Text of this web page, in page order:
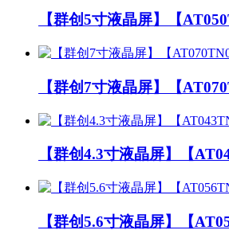
【群创5寸液晶屏】【
【群创7寸液晶屏】【
【群创4.3寸液晶屏】【
【群创5.6寸液晶屏】【